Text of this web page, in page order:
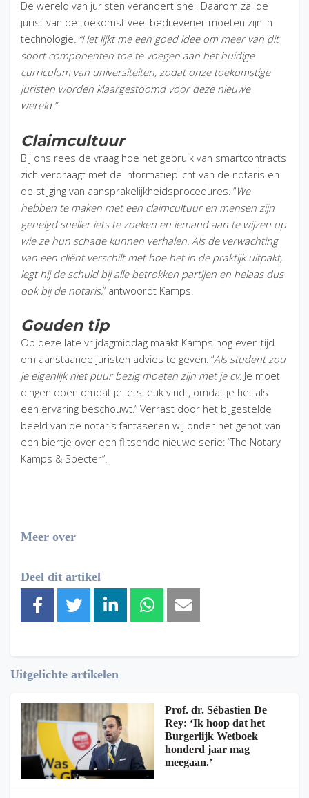
De wereld van juristen verandert snel. Daarom zal de
jurist van de toekomst veel bedrevener moeten zijn in
technologie. “Het lijkt me een goed idee om meer van dit
soort componenten toe te voegen aan het huidige
curriculum van universiteiten, zodat onze toekomstige
juristen worden klaargestoomd voor deze nieuwe
wereld.”
Claimcultuur
Bij ons rees de vraag hoe het gebruik van smartcontracts
zich verdraagt met de informatieplicht van de notaris en
de stijging van aansprakelijkheidsprocedures. “We
hebben te maken met een claimcultuur en mensen zijn
geneigd sneller iets te zoeken en iemand aan te wijzen op
wie ze hun schade kunnen verhalen. Als de verwachting
van een cliënt verschilt met hoe het in de praktijk uitpakt,
legt hij de schuld bij alle betrokken partijen en helaas dus
ook bij de notaris,” antwoordt Kamps.
Gouden tip
Op deze late vrijdagmiddag maakt Kamps nog even tijd
om aanstaande juristen advies te geven: “Als student zou
je eigenlijk niet puur bezig moeten zijn met je cv. Je moet
dingen doen omdat je iets leuk vindt, omdat je het als
een ervaring beschouwt.” Verrast door het bijgestelde
beeld van de notaris fantaseren wij onder het genot van
een biertje over een flitsende nieuwe serie: “The Notary
Kamps & Specter”.
Meer over
Deel dit artikel
Uitgelichte artikelen
Prof. dr. Sébastien De
Rey: ‘Ik hoop dat het
Burgerlijk Wetboek
honderd jaar mag
meegaan.’